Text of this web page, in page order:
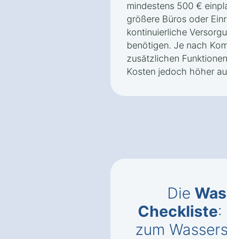
mindestens 500 €
größere Büros oder
kontinuierliche
benötigen. Je nach
zusätzlichen
Kosten jedoch höher
Die
Checkliste:
zum